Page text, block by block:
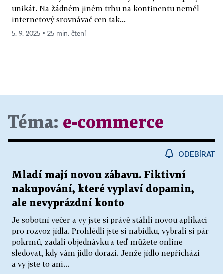
unikát. Na žádném jiném trhu na kontinentu neměl
internetový srovnávač cen tak...
5. 9. 2025 ▪ 25 min. čtení
Téma: e-commerce
ODEBÍRAT
Mladí mají novou zábavu. Fiktivní
nakupování, které vyplaví dopamin,
ale nevyprázdní konto
Je sobotní večer a vy jste si právě stáhli novou aplikaci
pro rozvoz jídla. Prohlédli jste si nabídku, vybrali si pár
pokrmů, zadali objednávku a teď můžete online
sledovat, kdy vám jídlo dorazí. Jenže jídlo nepřichází –
a vy jste to ani...